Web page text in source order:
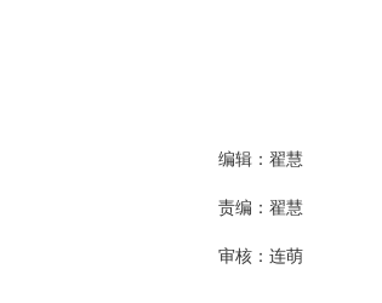
编辑：翟慧
责编：翟慧
审核：连萌